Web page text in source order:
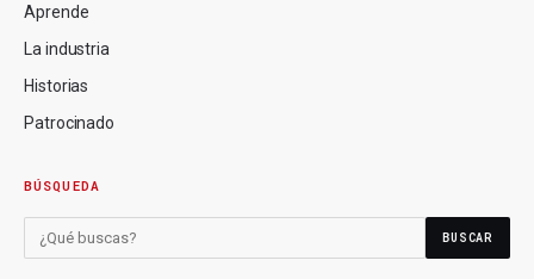
Aprende
La industria
Historias
Patrocinado
BÚSQUEDA
BUSCAR